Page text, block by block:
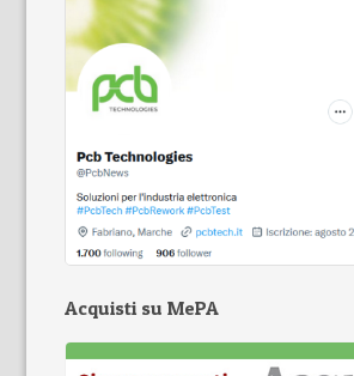
Acquisti su MePA